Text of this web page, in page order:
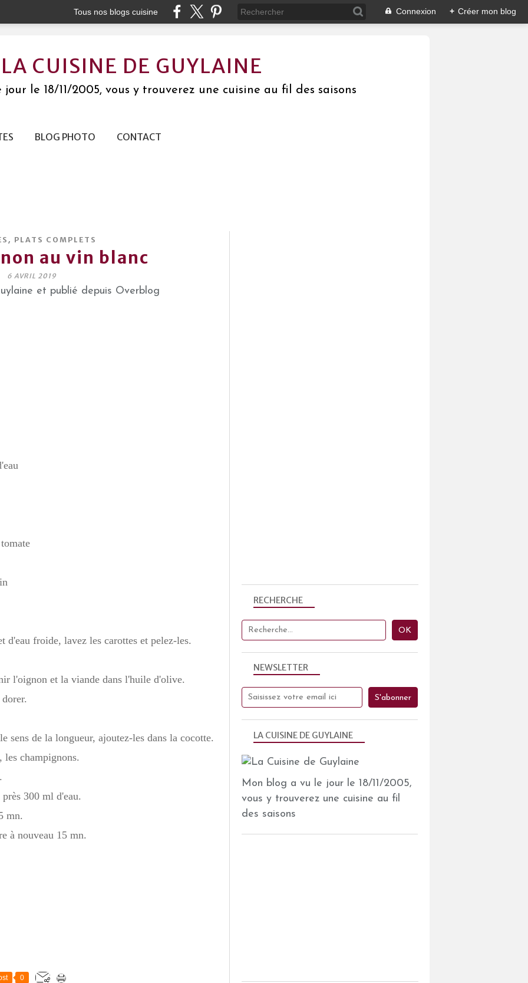
Tous nos blogs cuisine Connexion + Créer mon blog
LA CUISINE DE GUYLAINE
le 18/11/2005, vous y trouverez une cuisine au fil des saisons
BLOG PHOTO CONTACT
, PLATS COMPLETS
au vin blanc
6 AVRIL 2019
et publié depuis Overblog
d'eau froide, lavez les carottes et pelez-les.
l'oignon et la viande dans l'huile d'olive.
sens de la longueur, ajoutez-les dans la cocotte.
les champignons.
300 ml d'eau.
mn.
à nouveau 15 mn.
0
NEWSLETTER
RECHERCHE
LA CUISINE DE GUYLAINE
Mon blog a vu le jour le 18/11/2005,
vous y trouverez une cuisine au fil
des saisons